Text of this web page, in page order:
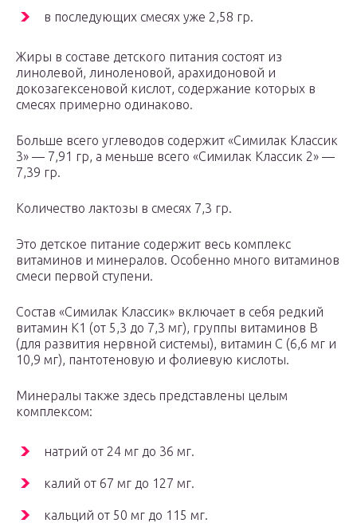
в последующих смесях уже 2,58 гр.
Жиры в составе детского питания состоят из
линолевой, линоленовой, арахидоновой и
докозагексеновой кислот, содержание которых в
смесях примерно одинаково.
Больше всего углеводов содержит «Симилак Классик
3» — 7,91 гр, а меньше всего «Симилак Классик 2» —
7,39 гр.
Количество лактозы в смесях 7,3 гр.
Это детское питание содержит весь комплекс
витаминов и минералов. Особенно много витаминов
смеси первой ступени.
Состав «Симилак Классик» включает в себя редкий
витамин К1 (от 5,3 до 7,3 мг), группы витаминов В
(для развития нервной системы), витамин С (6,6 мг и
10,9 мг), пантотеновую и фолиевую кислоты.
Минералы также здесь представлены целым
комплексом:
натрий от 24 мг до 36 мг.
калий от 67 мг до 127 мг.
кальций от 50 мг до 115 мг.